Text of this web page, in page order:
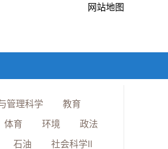
网站地图
管理科学
教育
体育 环境
政法
石油 社会科学Ⅱ